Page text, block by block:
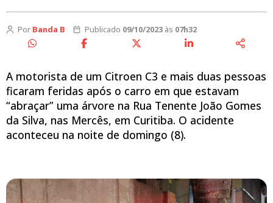
Por Banda B Publicado 09/10/2023às 07h32
A motorista de um Citroen C3 e mais duas pessoas
ficaram feridas após o carro em que estavam
“abraçar” uma árvore na Rua Tenente João Gomes
da Silva, nas Mercês, em Curitiba. O acidente
aconteceu na noite de domingo (8).